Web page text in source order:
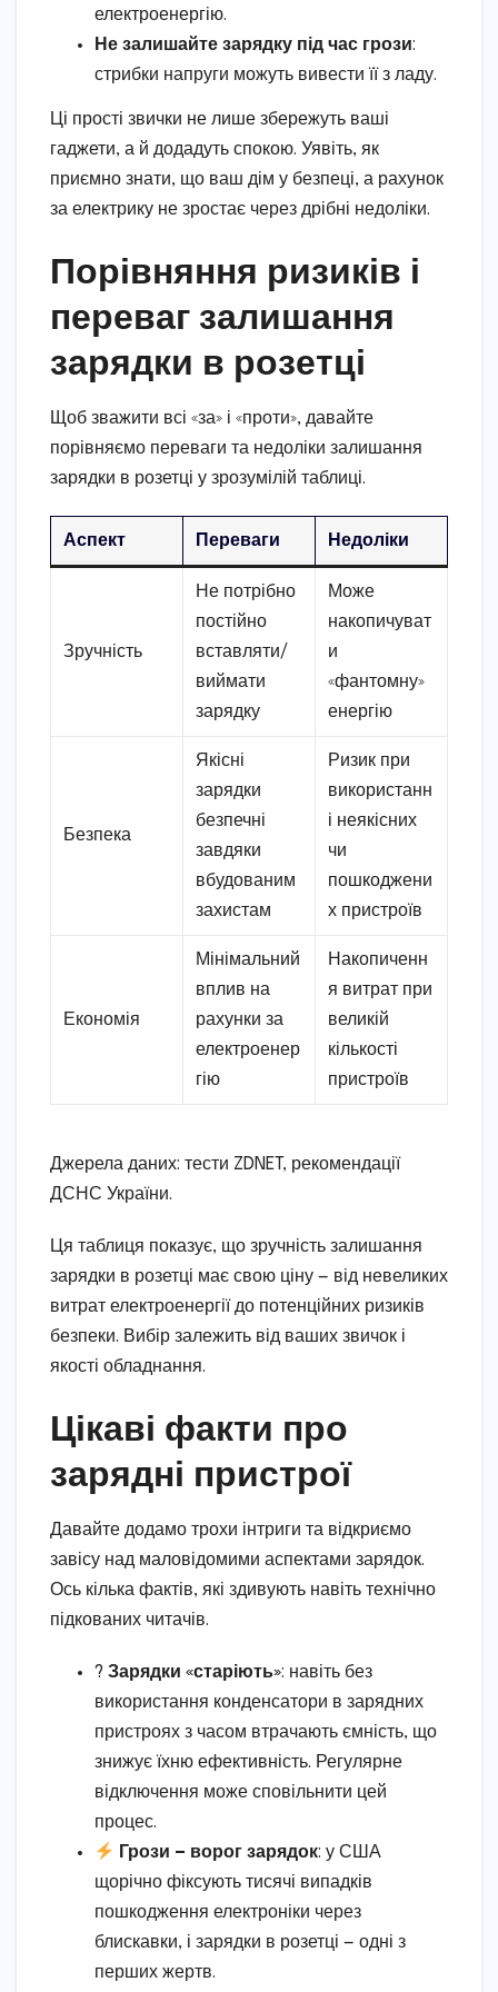
електроенергію.
Не залишайте зарядку під час грози:
стрибки напруги можуть вивести її з ладу.
Ці прості звички не лише збережуть ваші
гаджети, а й додадуть спокою. Уявіть, як
приємно знати, що ваш дім у безпеці, а рахунок
за електрику не зростає через дрібні недоліки.
Порівняння ризиків і
переваг залишання
зарядки в розетці
Щоб зважити всі «за» і «проти», давайте
порівняємо переваги та недоліки залишання
зарядки в розетці у зрозумілій таблиці.
Аспект Переваги Недоліки
Зручність
Не потрібно
постійно
вставляти/
виймати
зарядку
Може
накопичуват
и
«фантомну»
енергію
Безпека
Якісні
зарядки
безпечні
завдяки
вбудованим
захистам
Ризик при
використанн
і неякісних
чи
пошкоджени
х пристроїв
Економія
Мінімальний
вплив на
рахунки за
електроенер
гію
Накопиченн
я витрат при
великій
кількості
пристроїв
Джерела даних: тести ZDNET, рекомендації
ДСНС України.
Ця таблиця показує, що зручність залишання
зарядки в розетці має свою ціну — від невеликих
витрат електроенергії до потенційних ризиків
безпеки. Вибір залежить від ваших звичок і
якості обладнання.
Цікаві факти про
зарядні пристрої
Давайте додамо трохи інтриги та відкриємо
завісу над маловідомими аспектами зарядок.
Ось кілька фактів, які здивують навіть технічно
підкованих читачів.
? Зарядки «старіють»: навіть без
використання конденсатори в зарядних
пристроях з часом втрачають ємність, що
знижує їхню ефективність. Регулярне
відключення може сповільнити цей
процес.
Грози — ворог зарядок: у США
щорічно фіксують тисячі випадків
пошкодження електроніки через
блискавки, і зарядки в розетці — одні з
перших жертв.